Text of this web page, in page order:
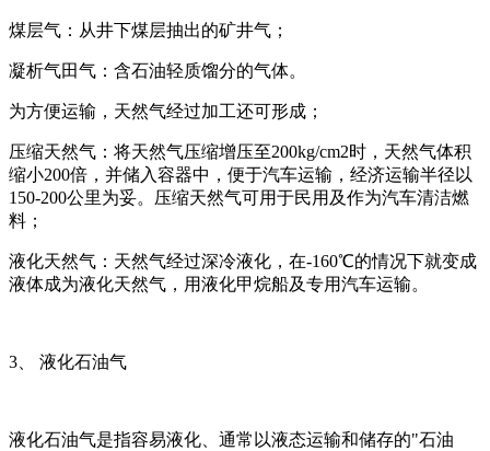
煤层气：从井下煤层抽出的矿井气；
凝析气田气：含石油轻质馏分的气体。
为方便运输，天然气经过加工还可形成；
压缩天然气：将天然气压缩增压至200kg/cm2时，天然气体积
缩小200倍，并储入容器中，便于汽车运输，经济运输半径以
150-200公里为妥。压缩天然气可用于民用及作为汽车清洁燃
料；
液化天然气：天然气经过深冷液化，在-160℃的情况下就变成
液体成为液化天然气，用液化甲烷船及专用汽车运输。
3、 液化石油气
液化石油气是指容易液化、通常以液态运输和储存的"石油